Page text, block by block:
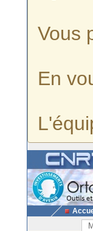
Vous
En